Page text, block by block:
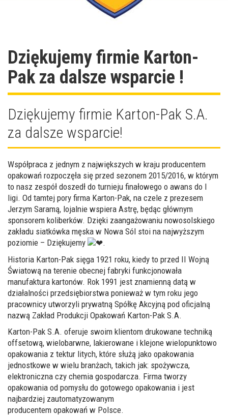
Dziękujemy firmie Karton-
Pak za dalsze wsparcie !
Dziękujemy firmie Karton-Pak S.A.
za dalsze wsparcie!
Współpraca z jednym z największych w kraju producentem
opakowań rozpoczęła się przed sezonem 2015/2016, w którym
to nasz zespół doszedł do turnieju finałowego o awans do I
ligi. Od tamtej pory firma Karton-Pak, na czele z prezesem
Jerzym Saramą, lojalnie wspiera Astrę, będąc głównym
sponsorem koliberków. Dzięki zaangażowaniu nowosolskiego
zakładu siatkówka męska w Nowa Sól stoi na najwyższym
poziomie – Dziękujemy
.
Historia Karton-Pak sięga 1921 roku, kiedy to przed II Wojną
Światową na terenie obecnej fabryki funkcjonowała
manufaktura kartonów. Rok 1991 jest znamienną datą w
działalności przedsiębiorstwa ponieważ w tym roku jego
pracownicy utworzyli prywatną Spółkę Akcyjną pod oficjalną
nazwą Zakład Produkcji Opakowań Karton-Pak S.A.
Karton-Pak S.A. oferuje swoim klientom drukowane techniką
offsetową, wielobarwne, lakierowane i klejone wielopunktowo
opakowania z tektur litych, które służą jako opakowania
jednostkowe w wielu branżach, takich jak: spożywcza,
elektroniczna czy chemia gospodarcza. Firma tworzy
opakowania od pomysłu do gotowego opakowania i jest
najbardziej zautomatyzowanym
producentem opakowań w Polsce.